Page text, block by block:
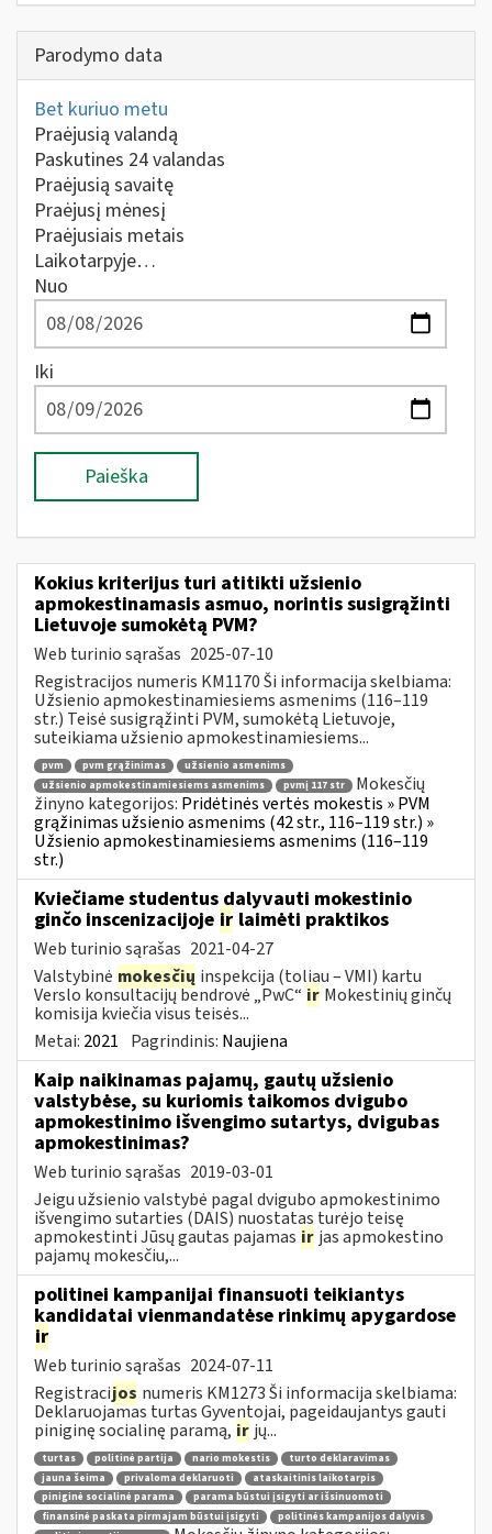
Parodymo data
Bet kuriuo metu
Praėjusią valandą
Paskutines 24 valandas
Praėjusią savaitę
Praėjusį mėnesį
Praėjusiais metais
Laikotarpyje…
Nuo
Iki
Paieška
Kokius kriterijus turi atitikti užsienio
apmokestinamasis asmuo, norintis susigrąžinti
Lietuvoje sumokėtą PVM?
Web turinio sąrašas 2025-07-10
Registracijos numeris KM1170 Ši informacija skelbiama:
Užsienio apmokestinamiesiems asmenims (116–119
str.) Teisė susigrąžinti PVM, sumokėtą Lietuvoje,
suteikiama užsienio apmokestinamiesiems...
pvm pvm grąžinimas
užsienio asmenims
užsienio apmokestinamiesiems asmenims
pvmį 117 str
Mokesčių
žinyno kategorijos: Pridėtinės vertės mokestis » PVM
grąžinimas užsienio asmenims (42 str., 116–119 str.) »
Užsienio apmokestinamiesiems asmenims (116–119
str.)
Kviečiame studentus dalyvauti mokestinio
ginčo inscenizacijoje ir laimėti praktikos
Web turinio sąrašas 2021-04-27
Valstybinė mokesčių inspekcija (toliau – VMI) kartu
Verslo konsultacijų bendrovė „PwC“ ir Mokestinių ginčų
komisija kviečia visus teisės...
Metai: 2021 Pagrindinis: Naujiena
Kaip naikinamas pajamų, gautų užsienio
valstybėse, su kuriomis taikomos dvigubo
apmokestinimo išvengimo sutartys, dvigubas
apmokestinimas?
Web turinio sąrašas 2019-03-01
Jeigu užsienio valstybė pagal dvigubo apmokestinimo
išvengimo sutarties (DAIS) nuostatas turėjo teisę
apmokestinti Jūsų gautas pajamas ir jas apmokestino
pajamų mokesčiu,...
politinei kampanijai finansuoti teikiantys
kandidatai vienmandatėse rinkimų apygardose
ir
Web turinio sąrašas 2024-07-11
Registracijos numeris KM1273 Ši informacija skelbiama:
Deklaruojamas turtas Gyventojai, pageidaujantys gauti
piniginę socialinę paramą, ir jų...
turtas politinė partija nario mokestis
turto deklaravimas
jauna šeima
privaloma deklaruoti
ataskaitinis laikotarpis
piniginė socialinė parama
parama būstui įsigyti ar išsinuomoti
finansinė paskata pirmajam būstui įsigyti
politinės kampanijos dalyvis